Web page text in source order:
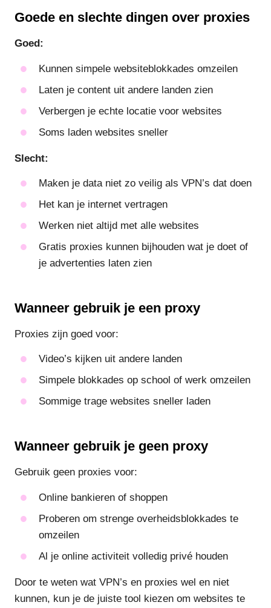
Goede en slechte dingen over proxies
Goed:
Kunnen simpele websiteblokkades omzeilen
Laten je content uit andere landen zien
Verbergen je echte locatie voor websites
Soms laden websites sneller
Slecht:
Maken je data niet zo veilig als VPN’s dat doen
Het kan je internet vertragen
Werken niet altijd met alle websites
Gratis proxies kunnen bijhouden wat je doet of
je advertenties laten zien
Wanneer gebruik je een proxy
Proxies zijn goed voor:
Video’s kijken uit andere landen
Simpele blokkades op school of werk omzeilen
Sommige trage websites sneller laden
Wanneer gebruik je geen proxy
Gebruik geen proxies voor:
Online bankieren of shoppen
Proberen om strenge overheidsblokkades te
omzeilen
Al je online activiteit volledig privé houden
Door te weten wat VPN’s en proxies wel en niet
kunnen, kun je de juiste tool kiezen om websites te